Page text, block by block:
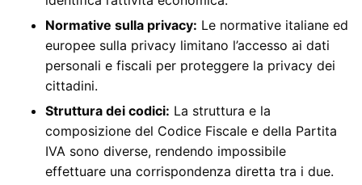
Normative sulla privacy: Le normative italiane ed
europee sulla privacy limitano l’accesso ai dati
personali e fiscali per proteggere la privacy dei
cittadini.
Struttura dei codici: La struttura e la
composizione del Codice Fiscale e della Partita
IVA sono diverse, rendendo impossibile
effettuare una corrispondenza diretta tra i due.